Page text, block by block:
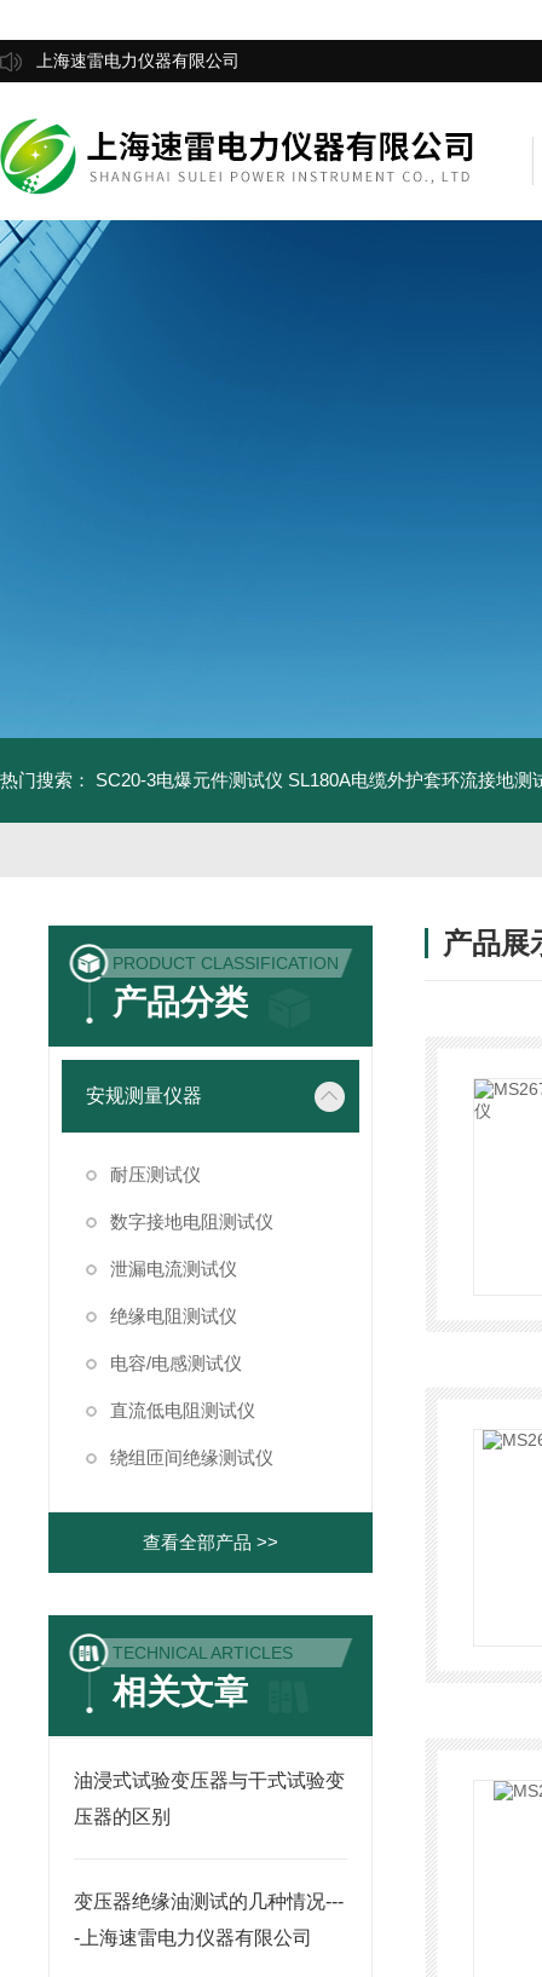
上海速雷电力仪器有限公司
热门搜索： SC20-3电爆元件测试仪 SL180A电缆外护套环流接地测
PRODUCT CLASSIFICATION
产品分类
安规测量仪器
耐压测试仪
数字接地电阻测试仪
泄漏电流测试仪
绝缘电阻测试仪
电容/电感测试仪
直流低电阻测试仪
绕组匝间绝缘测试仪
查看全部产品 >>
TECHNICAL ARTICLES
相关文章
油浸式试验变压器与干式试验变
压器的区别
变压器绝缘油测试的几种情况---
-上海速雷电力仪器有限公司
产品展